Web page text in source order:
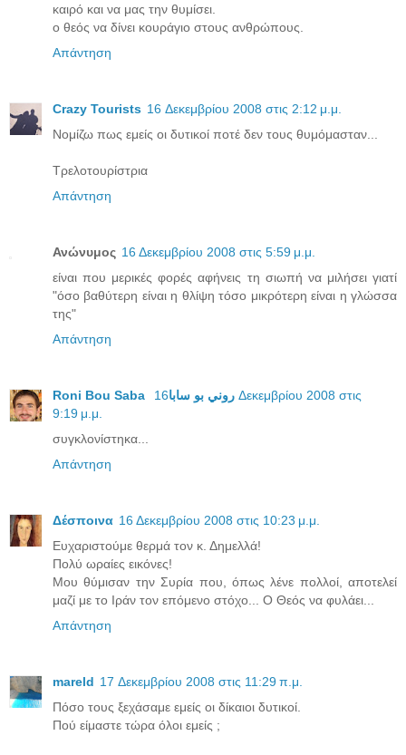
καιρό και να μας την θυμίσει.
ο θεός να δίνει κουράγιο στους ανθρώπους.
Απάντηση
Crazy Tourists 16 Δεκεμβρίου 2008 στις 2:12 μ.μ.
Νομίζω πως εμείς οι δυτικοί ποτέ δεν τους θυμόμασταν...
Τρελοτουρίστρια
Απάντηση
Ανώνυμος 16 Δεκεμβρίου 2008 στις 5:59 μ.μ.
είναι που μερικές φορές αφήνεις τη σιωπή να μιλήσει γιατί
"όσο βαθύτερη είναι η θλίψη τόσο μικρότερη είναι η γλώσσα
της"
Απάντηση
Roni Bou Saba روني بو سابا16 Δεκεμβρίου 2008 στις
9:19 μ.μ.
συγκλονίστηκα...
Απάντηση
Δέσποινα 16 Δεκεμβρίου 2008 στις 10:23 μ.μ.
Ευχαριστούμε θερμά τον κ. Δημελλά!
Πολύ ωραίες εικόνες!
Μου θύμισαν την Συρία που, όπως λένε πολλοί, αποτελεί
μαζί με το Ιράν τον επόμενο στόχο... Ο Θεός να φυλάει...
Απάντηση
mareld 17 Δεκεμβρίου 2008 στις 11:29 π.μ.
Πόσο τους ξεχάσαμε εμείς οι δίκαιοι δυτικοί.
Πού είμαστε τώρα όλοι εμείς ;